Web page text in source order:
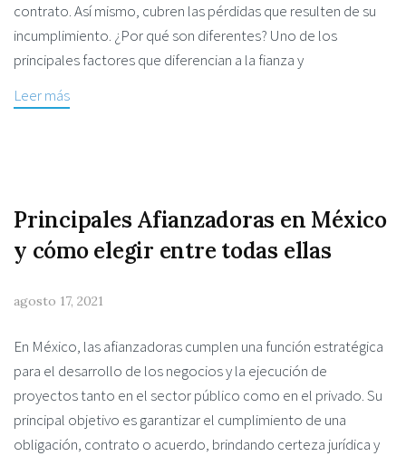
contrato. Así mismo, cubren las pérdidas que resulten de su
incumplimiento. ¿Por qué son diferentes? Uno de los
principales factores que diferencian a la fianza y
Leer más
Principales Afianzadoras en México
y cómo elegir entre todas ellas
agosto 17, 2021
En México, las afianzadoras cumplen una función estratégica
para el desarrollo de los negocios y la ejecución de
proyectos tanto en el sector público como en el privado. Su
principal objetivo es garantizar el cumplimiento de una
obligación, contrato o acuerdo, brindando certeza jurídica y